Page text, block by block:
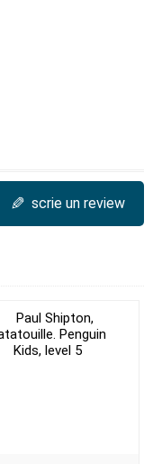
✎ scrie un review